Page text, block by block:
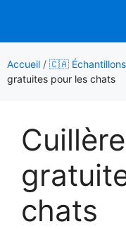
contenu
Accueil / 🇨🇦 Échantillons
gratuites pour les chats
chats